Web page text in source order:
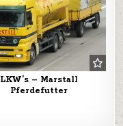
LKW’s – Marstall
Pferdefutter